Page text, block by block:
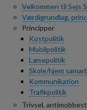
Velkommen til Sejs
Værdigrundlag,
Principper
Kostpolitik
Mobilpolitik
Læsepolitik
Skole/hjem
Kommunikation
Trafikpolitik
Trivsel,